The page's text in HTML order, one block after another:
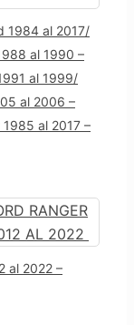
1984 al 2017/
al 1990 –
al 1999/
al 2006 –
al 2017 –
al 2022 –